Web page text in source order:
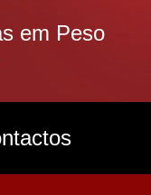
em Peso